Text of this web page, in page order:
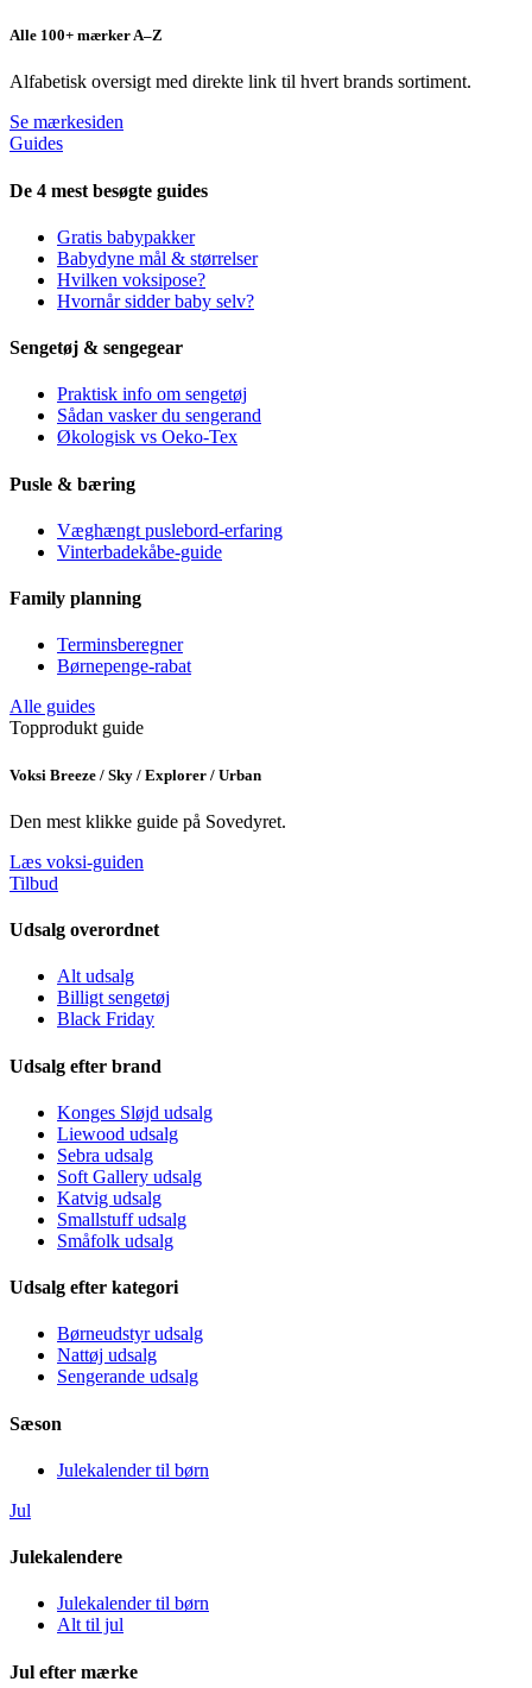
Alle 100+ mærker A–Z
Alfabetisk oversigt med direkte link til hvert brands sortiment.
Se mærkesiden
Guides
De 4 mest besøgte guides
Gratis babypakker
Babydyne mål & størrelser
Hvilken voksipose?
Hvornår sidder baby selv?
Sengetøj & sengegear
Praktisk info om sengetøj
Sådan vasker du sengerand
Økologisk vs Oeko-Tex
Pusle & bæring
Væghængt puslebord-erfaring
Vinterbadekåbe-guide
Family planning
Terminsberegner
Børnepenge-rabat
Alle guides
Topprodukt guide
Voksi Breeze / Sky / Explorer / Urban
Den mest klikke guide på Sovedyret.
Læs voksi-guiden
Tilbud
Udsalg overordnet
Alt udsalg
Billigt sengetøj
Black Friday
Udsalg efter brand
Konges Sløjd udsalg
Liewood udsalg
Sebra udsalg
Soft Gallery udsalg
Katvig udsalg
Smallstuff udsalg
Småfolk udsalg
Udsalg efter kategori
Børneudstyr udsalg
Nattøj udsalg
Sengerande udsalg
Sæson
Julekalender til børn
Jul
Julekalendere
Julekalender til børn
Alt til jul
Jul efter mærke